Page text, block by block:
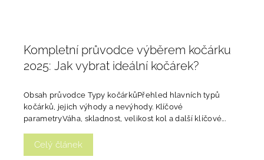
Kompletní průvodce výběrem kočárku
2025: Jak vybrat ideální kočárek?
Obsah průvodce Typy kočárkůPřehled hlavních typů
kočárků, jejich výhody a nevýhody. Klíčové
parametryVáha, skladnost, velikost kol a další klíčové...
Celý článek